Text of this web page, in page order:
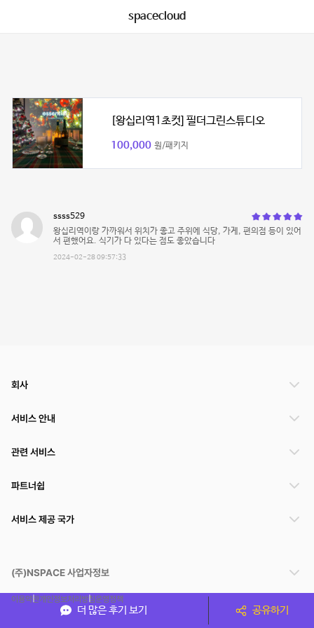
spacecloud
[왕십리역1초컷] 필더그린스튜디오
100,000 원/패키지
ssss529
왕십리역이랑 가까워서 위치가 좋고 주위에 식당, 가게, 편의점 등이 있어
서 편했어요. 식기가 다 있다는 점도 좋았습니다
2024-02-28 09:57:33
더 많은 후기 보기 공유하기
회사
서비스 안내
관련 서비스
파트너쉽
서비스 제공 국가
(주)NSPACE 사업자정보
이용약관개인정보처리방침운영정책
스페이스클라우드는 통신판매중개자이며 통신판매의 당사자가 아닙니다. 따라서 스페이스클